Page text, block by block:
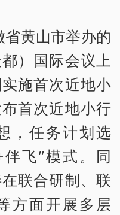
黄山市举办的
）国际会议上
施首次近地小
首次近地小行
，任务计划选
飞”模式。同
联合研制、联
方面开展多层